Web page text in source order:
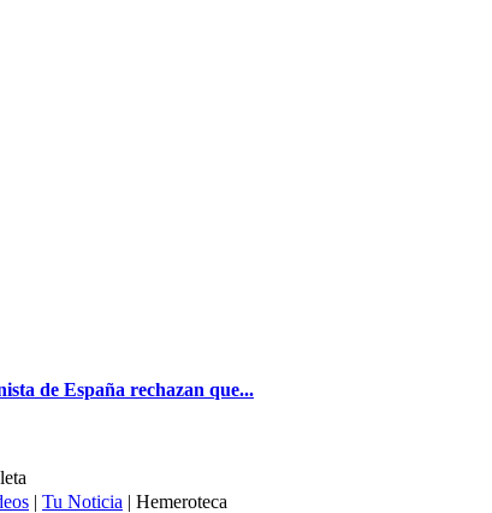
de España rechazan que...
| Tu Noticia | Hemeroteca